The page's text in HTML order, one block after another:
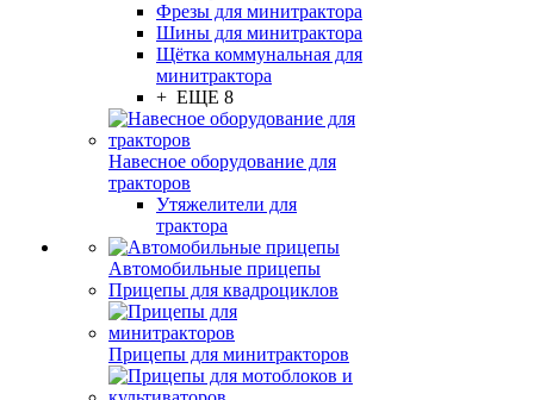
Фрезы для минитрактора
Шины для минитрактора
Щётка коммунальная для
минитрактора
+ ЕЩЕ 8
Навесное оборудование для
тракторов
Утяжелители для
трактора
Автомобильные прицепы
Прицепы для квадроциклов
Прицепы для минитракторов